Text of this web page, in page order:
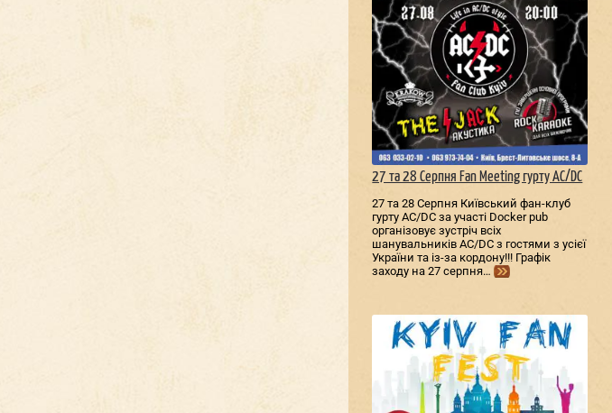
27 та 28 Серпня Fan Meeting гурту AC/DС
27 та 28 Серпня Київський фан-клуб
гурту AC/DС за участі Docker pub
організовує зустріч всіх
шанувальників AC/DС з гостями з усієї
України та із-за кордону!!! Графік
заходу на 27 серпня…